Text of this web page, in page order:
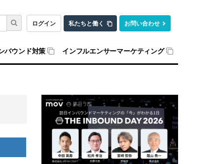
ログイン 私たちと働く お問い合わせ
バウンド対策 インフルエンサーマーケティング